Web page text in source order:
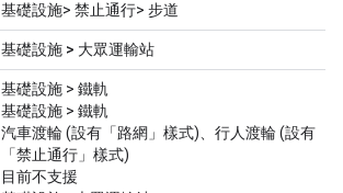
基礎設施> 禁止通行> 步道
基礎設施 > 大眾運輸站
基礎設施 > 鐵軌
基礎設施 > 鐵軌
汽車渡輪 (設有「路網」樣式)、行人渡輪 (設有
「禁止通行」樣式)
目前不支援